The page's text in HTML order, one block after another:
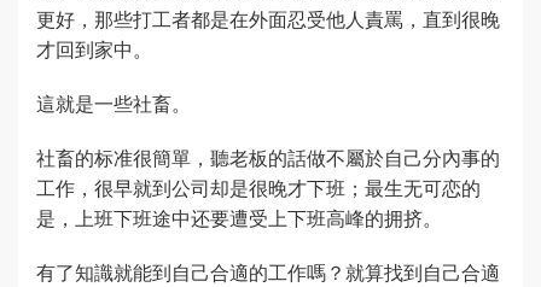
更好，那些打工者都是在外面忍受他人責罵，直到很晚
才回到家中。
這就是一些社畜。
社畜的标准很簡單，聽老板的話做不屬於自己分內事的
工作，很早就到公司却是很晚才下班；最生无可恋的
是，上班下班途中还要遭受上下班高峰的拥挤。
有了知識就能到自己合適的工作嗎？就算找到自己合適